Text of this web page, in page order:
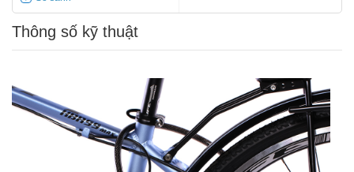
Thông số kỹ thuật